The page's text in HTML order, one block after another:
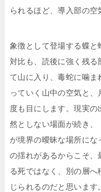
られるほど、導入部の空
象徴として登場する蝶
対比も、読後に強く残
て山に入り、毒蛇に噛ま
っていく山中の空気と
度も目にします。現実の
然としない場面が続き
が境界の曖昧な場所にな
の揺れがあるからこそ、
る死ではなく、別の層
じられるのだと思います